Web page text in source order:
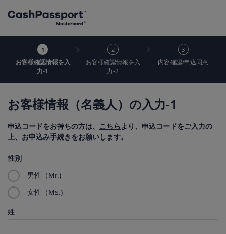
お客様確認情報を入
力-1
お客様確認情報を入
力-2
内容確認/申込同意
お客様情報（名義人）の入力-1
申込コードをお持ちの方は、 こちらより、申込コードをご入力の
上、お申込み手続きをお願いします。
性別
男性（Mr.)
女性（Ms.)
姓